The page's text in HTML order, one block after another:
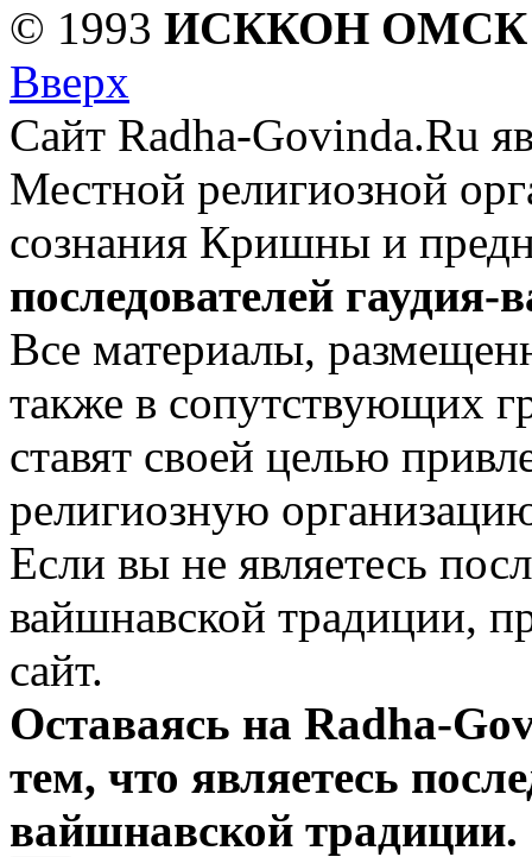
© 1993 ИСККОН ОМСК
Вверх
Сайт Radha-Govinda.Ru
Местной религиозной
сознания Кришны и
последователей
Все материалы,
также в сопутствующих
ставят своей целью
религиозную
Если вы не являетесь
вайшнавской традиции,
сайт.
Оставаясь на Radha-
тем, что являетесь
вайшнавской традиции.